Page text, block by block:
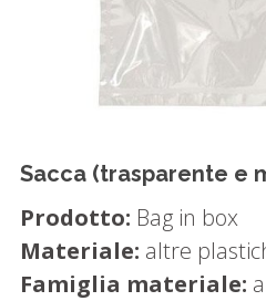
Sacca (trasparente e
Prodotto: Bag in box
Materiale: altre
Famiglia materiale: